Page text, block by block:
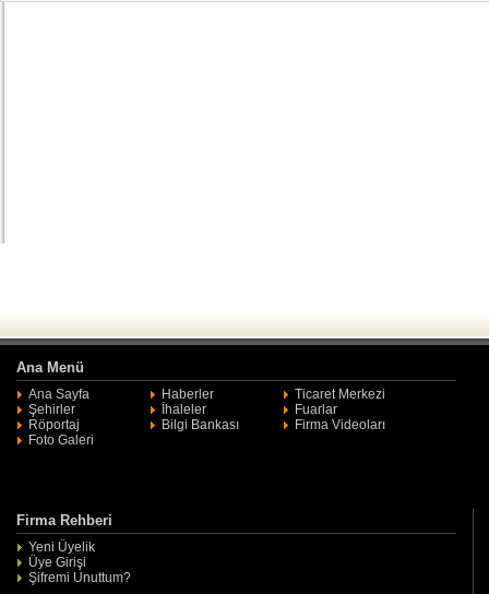
Ana Menü
Ana Sayfa Haberler
Ticaret Merkezi
Şehirler
İhaleler
Fuarlar
Röportaj
Bilgi Bankası
Firma Videoları
Foto Galeri
Firma Rehberi
Yeni Üyelik
Üye Girişi
Şifremi Unuttum?